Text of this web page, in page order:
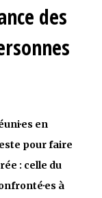
des
en
pour faire
: celle du
à